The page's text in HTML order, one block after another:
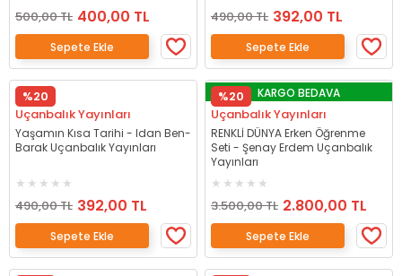
500,00 TL 400,00 TL
Sepete Ekle
490,00 TL 392,00 TL
Sepete Ekle
%20
Uçanbalık Yayınları
Yaşamın Kısa Tarihi - Idan Ben-
Barak Uçanbalık Yayınları
490,00 TL 392,00 TL
Sepete Ekle
%20 KARGO BEDAVA
Uçanbalık Yayınları
RENKLİ DÜNYA Erken Öğrenme
Seti - Şenay Erdem Uçanbalık
Yayınları
3.500,00 TL 2.800,00 TL
Sepete Ekle